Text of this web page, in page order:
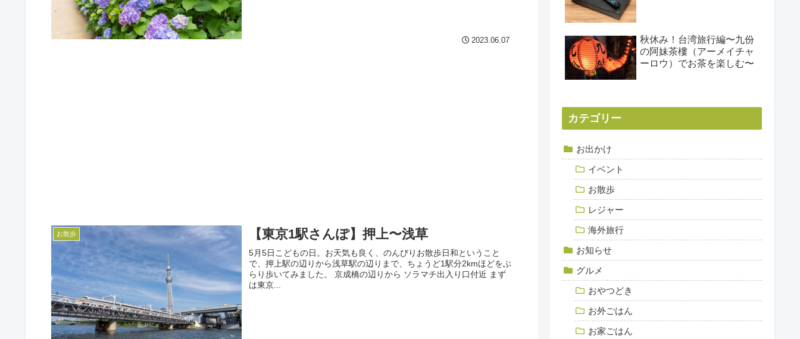
2023.06.07
お散歩 【東京1駅さんぽ】押上〜浅草
5月5日こどもの日。お天気も良く、のんびりお散歩日和ということ
で、押上駅の辺りから浅草駅の辺りまで、ちょうど1駅分2kmほどをぶ
らり歩いてみました。 京成橋の辺りから ソラマチ出入り口付近 まず
は東京...
秋休み！台湾旅行編〜九份
の阿妹茶樓（アーメイチャ
ーロウ）でお茶を楽しむ〜
カテゴリー
お出かけ
イベント
お散歩
レジャー
海外旅行
お知らせ
グルメ
おやつどき
お外ごはん
お家ごはん